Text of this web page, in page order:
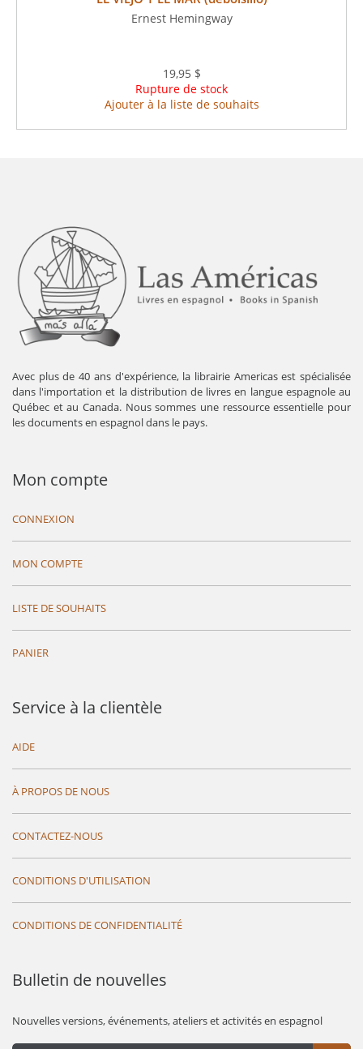
Ernest Hemingway
19,95 $
Rupture de stock
Ajouter à la liste de souhaits
Avec plus de 40 ans d'expérience, la librairie Americas est spécialisée
dans l'importation et la distribution de livres en langue espagnole au
Québec et au Canada. Nous sommes une ressource essentielle pour
les documents en espagnol dans le pays.
Mon compte
CONNEXION
MON COMPTE
LISTE DE SOUHAITS
PANIER
Service à la clientèle
AIDE
À PROPOS DE NOUS
CONTACTEZ-NOUS
CONDITIONS D'UTILISATION
CONDITIONS DE CONFIDENTIALITÉ
Bulletin de nouvelles
Nouvelles versions, événements, ateliers et activités en espagnol